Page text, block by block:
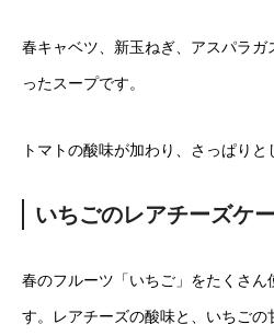
春キャベツ、新玉ねぎ、アスパラ
ったスープです。
トマトの酸味が加わり、さっぱりと
いちごのレアチーズケ
春のフルーツ「いちご」をたくさ
す。レアチーズの酸味と、いちごの